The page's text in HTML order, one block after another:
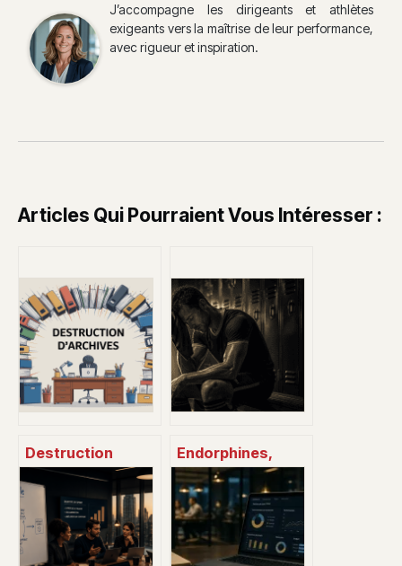
J’accompagne les dirigeants et athlètes
exigeants vers la maîtrise de leur performance,
avec rigueur et inspiration.
Articles Qui Pourraient Vous Intéresser :
Destruction
d’archives :
obligations,
méthodes et
bonnes pratiques
pour les
Endorphines,
dopamine et
sérotonine :
comment le sport
transforme votre
chimie cérébrale